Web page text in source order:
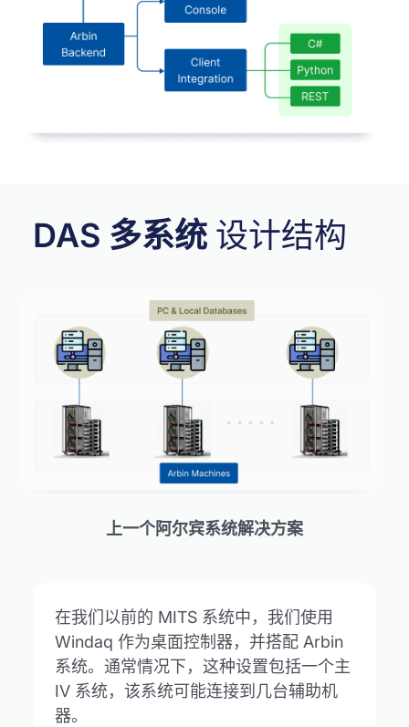
DAS 多系统 设计结构
上一个阿尔宾系统解决方案
在我们以前的 MITS 系统中，我们使用
Windaq 作为桌面控制器，并搭配 Arbin
系统。通常情况下，这种设置包括一个主
IV 系统，该系统可能连接到几台辅助机
器。